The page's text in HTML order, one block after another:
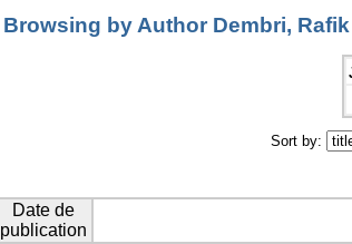
Browsing by Author Dembri, Rafik
Sort by:
Date de
publication